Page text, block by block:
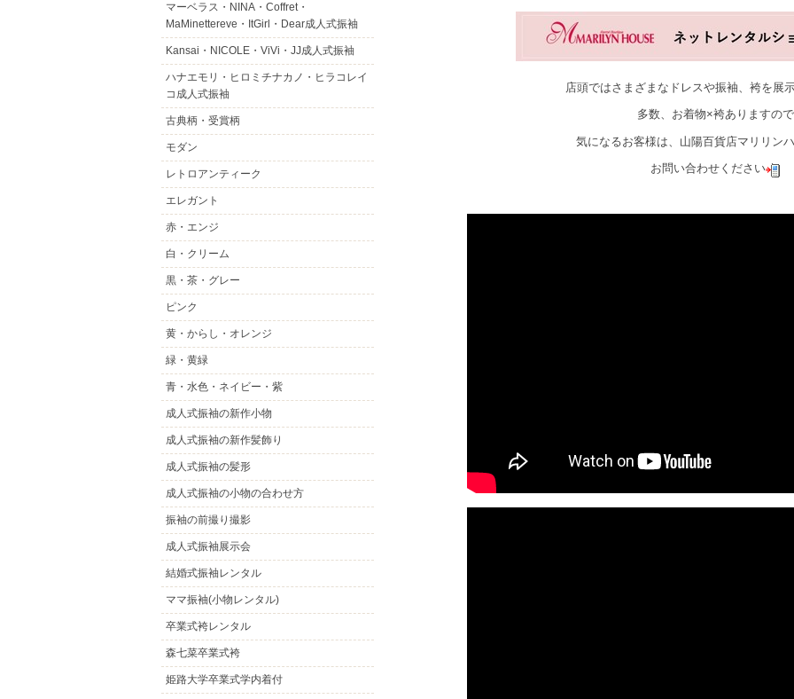
店頭ではさまざまなドレスや振袖、袴を展
多数、お着物×袴ありますので
気になるお客様は、山陽百貨店マリリン
お問い合わせください
マーベラス・NINA・Coffret・
MaMinettereve・ItGirl・Dear成人式振袖
Kansai・NICOLE・ViVi・JJ成人式振袖
ハナエモリ・ヒロミチナカノ・ヒラコレイ
コ成人式振袖
古典柄・受賞柄
モダン
レトロアンティーク
エレガント
赤・エンジ
白・クリーム
黒・茶・グレー
ピンク
黄・からし・オレンジ
緑・黄緑
青・水色・ネイビー・紫
成人式振袖の新作小物
成人式振袖の新作髪飾り
成人式振袖の髪形
成人式振袖の小物の合わせ方
振袖の前撮り撮影
成人式振袖展示会
結婚式振袖レンタル
ママ振袖(小物レンタル)
卒業式袴レンタル
森七菜卒業式袴
姫路大学卒業式学内着付